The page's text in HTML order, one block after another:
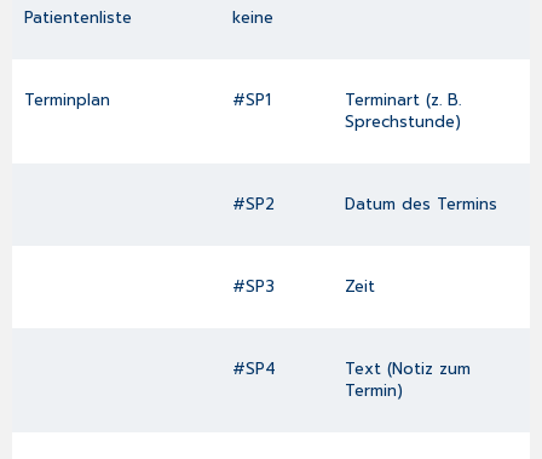
Patientenliste keine
Terminplan #SP1
Terminart (z. B.
Sprechstunde)
#SP2 Datum des Termins
#SP3 Zeit
#SP4
Text (Notiz zum
Termin)